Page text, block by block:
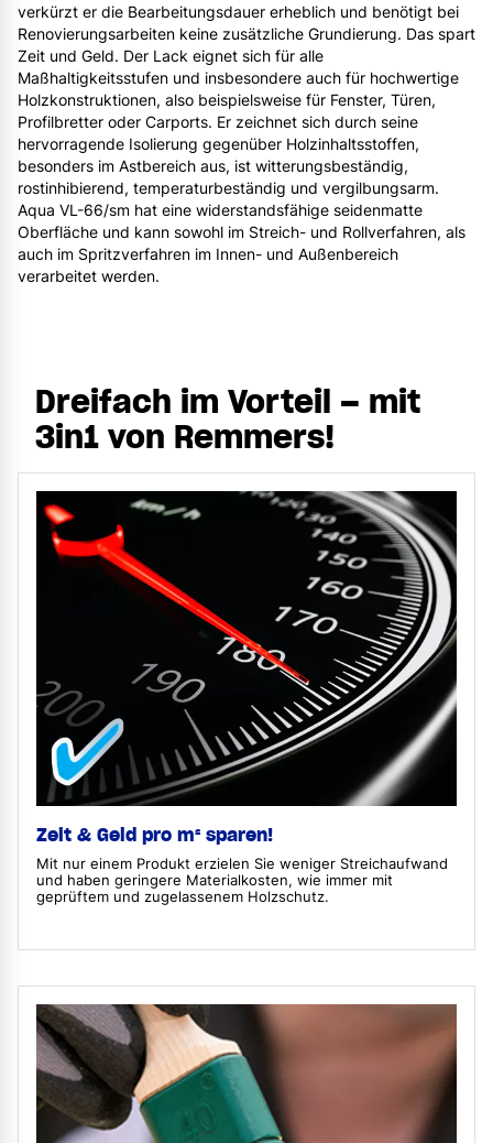
verkürzt er die Bearbeitungsdauer erheblich und benötigt bei
Renovierungsarbeiten keine zusätzliche Grundierung. Das spart
Zeit und Geld. Der Lack eignet sich für alle
Maßhaltigkeitsstufen und insbesondere auch für hochwertige
Holzkonstruktionen, also beispielsweise für Fenster, Türen,
Profilbretter oder Carports. Er zeichnet sich durch seine
hervorragende Isolierung gegenüber Holzinhaltsstoffen,
besonders im Astbereich aus, ist witterungsbeständig,
rostinhibierend, temperaturbeständig und vergilbungsarm.
Aqua VL-66/sm hat eine widerstandsfähige seidenmatte
Oberfläche und kann sowohl im Streich- und Rollverfahren, als
auch im Spritzverfahren im Innen- und Außenbereich
verarbeitet werden.
Dreifach im Vorteil – mit
3in1 von Remmers!
Zeit & Geld pro m² sparen!
Mit nur einem Produkt erzielen Sie weniger Streichaufwand
und haben geringere Materialkosten, wie immer mit
geprüftem und zugelassenem Holzschutz.